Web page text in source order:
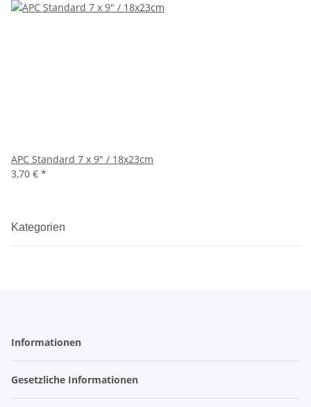
APC Standard 7 x 9" / 18x23cm
3,70 € *
Kategorien
Informationen
Gesetzliche Informationen